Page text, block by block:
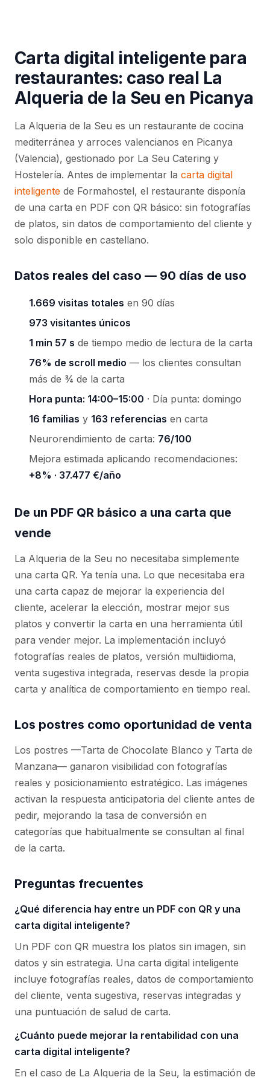
Carta digital inteligente para
restaurantes: caso real La
Alqueria de la Seu en Picanya
La Alqueria de la Seu es un restaurante de cocina
mediterránea y arroces valencianos en Picanya
(Valencia), gestionado por La Seu Catering y
Hostelería. Antes de implementar la carta digital
inteligente de Formahostel, el restaurante disponía
de una carta en PDF con QR básico: sin fotografías
de platos, sin datos de comportamiento del cliente y
solo disponible en castellano.
Datos reales del caso — 90 días de uso
1.669 visitas totales en 90 días
973 visitantes únicos
1 min 57 s de tiempo medio de lectura de la carta
76% de scroll medio — los clientes consultan
más de ¾ de la carta
Hora punta: 14:00–15:00 · Día punta: domingo
16 familias y 163 referencias en carta
Neurorendimiento de carta: 76/100
Mejora estimada aplicando recomendaciones:
+8% · 37.477 €/año
De un PDF QR básico a una carta que
vende
La Alqueria de la Seu no necesitaba simplemente
una carta QR. Ya tenía una. Lo que necesitaba era
una carta capaz de mejorar la experiencia del
cliente, acelerar la elección, mostrar mejor sus
platos y convertir la carta en una herramienta útil
para vender mejor. La implementación incluyó
fotografías reales de platos, versión multiidioma,
venta sugestiva integrada, reservas desde la propia
carta y analítica de comportamiento en tiempo real.
Los postres como oportunidad de venta
Los postres —Tarta de Chocolate Blanco y Tarta de
Manzana— ganaron visibilidad con fotografías
reales y posicionamiento estratégico. Las imágenes
activan la respuesta anticipatoria del cliente antes de
pedir, mejorando la tasa de conversión en
categorías que habitualmente se consultan al final
de la carta.
Preguntas frecuentes
¿Qué diferencia hay entre un PDF con QR y una
carta digital inteligente?
Un PDF con QR muestra los platos sin imagen, sin
datos y sin estrategia. Una carta digital inteligente
incluye fotografías reales, datos de comportamiento
del cliente, venta sugestiva, reservas integradas y
una puntuación de salud de carta.
¿Cuánto puede mejorar la rentabilidad con una
carta digital inteligente?
En el caso de La Alqueria de la Seu, la estimación de